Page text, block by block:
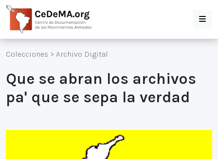
Colecciones > Archivo Digital
Que se abran los archivos
pa' que se sepa la verdad